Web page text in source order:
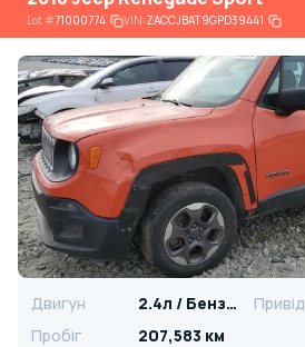
Lot#71000774 VIN:ZACCJBAT9GPD39441
Двигун 2.4л / Бензин Привід
Пробіг
207,583 км